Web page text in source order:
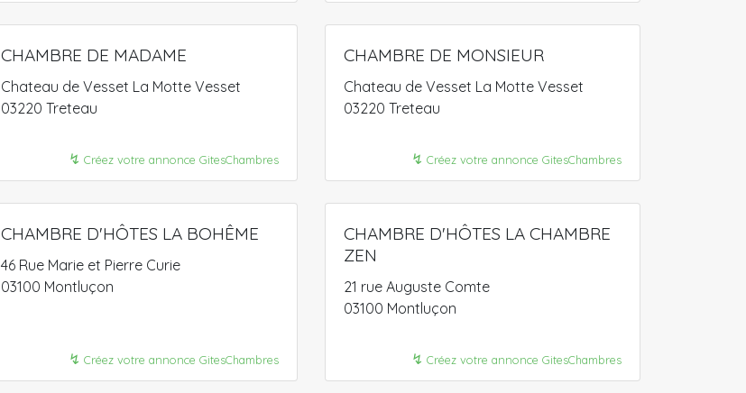
CHAMBRE DE MADAME
Chateau de Vesset La Motte Vesset
03220 Treteau
↯ Créez votre annonce GitesChambres
CHAMBRE DE MONSIEUR
Chateau de Vesset La Motte Vesset
03220 Treteau
↯ Créez votre annonce GitesChambres
CHAMBRE D'HÔTES LA BOHÊME
46 Rue Marie et Pierre Curie
03100 Montluçon
↯ Créez votre annonce GitesChambres
CHAMBRE D'HÔTES LA CHAMBRE
ZEN
21 rue Auguste Comte
03100 Montluçon
↯ Créez votre annonce GitesChambres